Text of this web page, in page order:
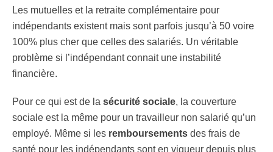
Les mutuelles et la retraite complémentaire pour
indépendants existent mais sont parfois jusqu’à 50 voire
100% plus cher que celles des salariés. Un véritable
problème si l’indépendant connait une instabilité
financière.
Pour ce qui est de la sécurité sociale, la couverture
sociale est la même pour un travailleur non salarié qu’un
employé. Même si les remboursements des frais de
santé pour les indépendants sont en vigueur depuis plus